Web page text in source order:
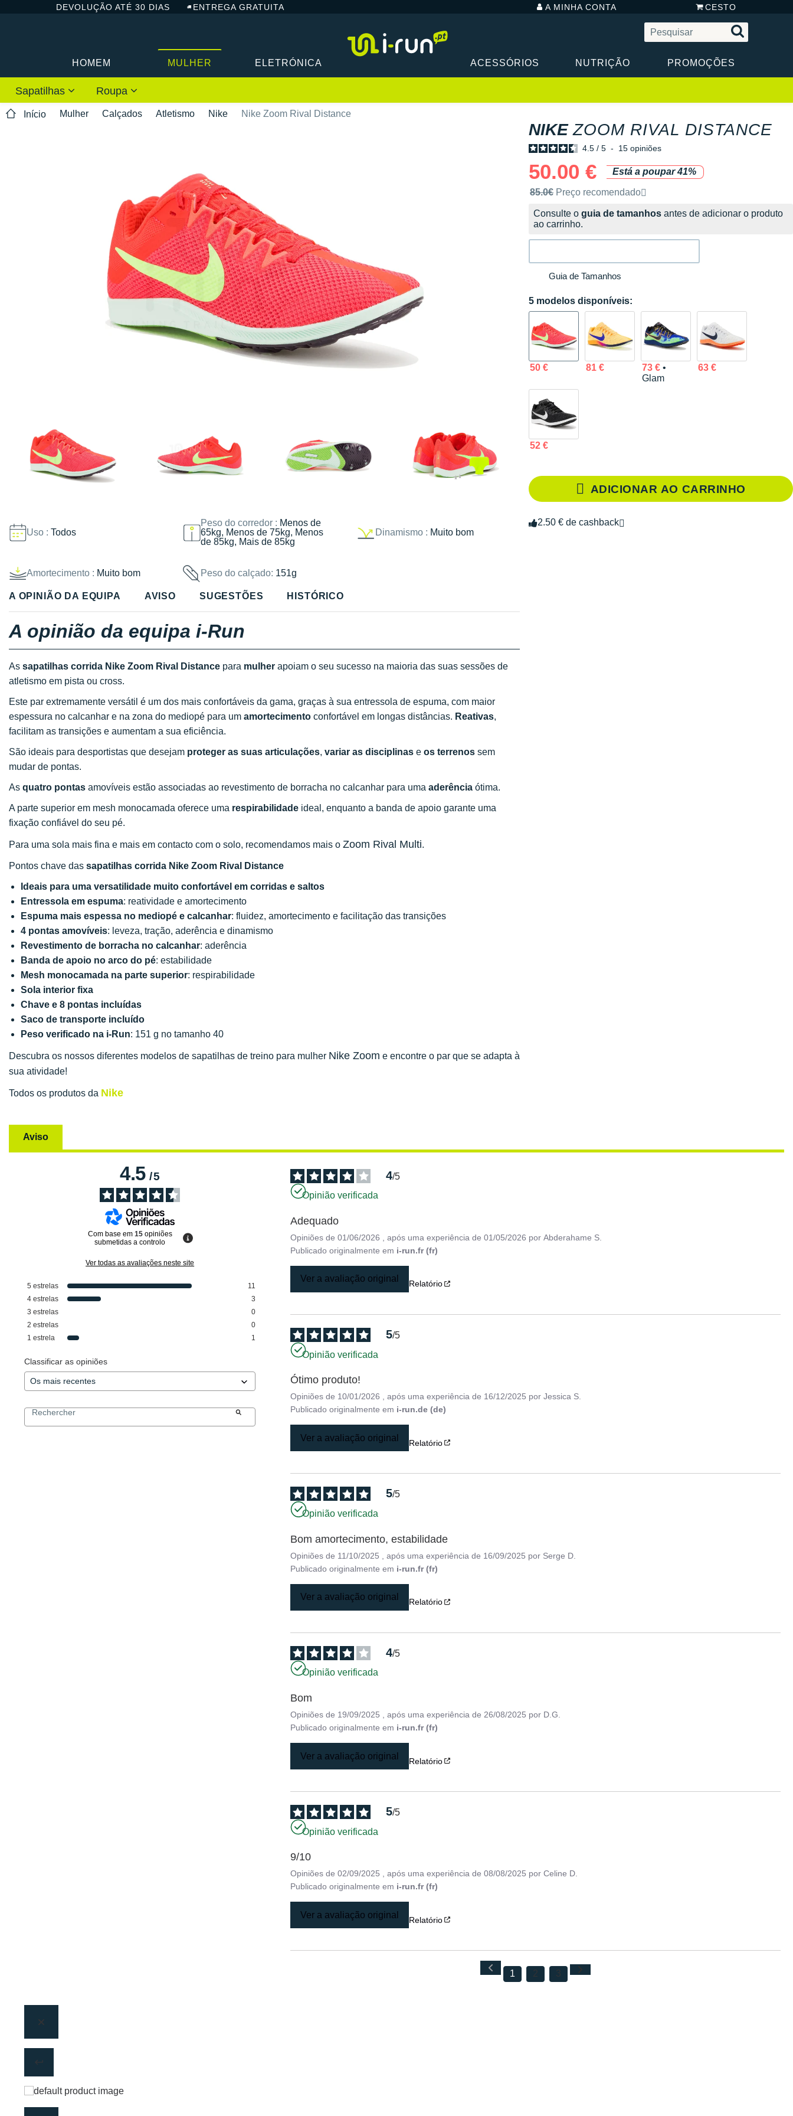
DEVOLUÇÃO ATÉ 30 DIAS ENTREGA GRATUITA A MINHA CONTA CESTO
HOMEM MULHER ELETRÓNICA ACESSÓRIOS NUTRIÇÃO PROMOÇÕES
Sapatilhas Roupa
Início Mulher Calçados Atletismo Nike Nike Zoom Rival Distance
Uso : Todos
Peso do corredor : Menos de
65kg, Menos de 75kg, Menos
de 85kg, Mais de 85kg
Dinamismo : Muito bom
Amortecimento : Muito bom Peso do calçado: 151g
NIKE ZOOM RIVAL DISTANCE
4.5 / 5 - 15 opiniões
50.00 €
Está a poupar 41%
Preço de venda recomendado pela marca
85.0€ Preço recomendado
Consulte o guia de tamanhos antes de adicionar o produto
ao carrinho.
Guia de Tamanhos
5 modelos disponíveis:
50 € 81 € 73 €•
Glam
63 €
52 €
ADICIONAR AO CARRINHO
2.50 € de cashback
A OPINIÃO DA EQUIPA AVISO SUGESTÕES HISTÓRICO
A opinião da equipa i-Run
As sapatilhas corrida Nike Zoom Rival Distance para mulher apoiam o seu sucesso na maioria das suas sessões de
atletismo em pista ou cross.
Este par extremamente versátil é um dos mais confortáveis da gama, graças à sua entressola de espuma, com maior
espessura no calcanhar e na zona do mediopé para um amortecimento confortável em longas distâncias. Reativas,
facilitam as transições e aumentam a sua eficiência.
São ideais para desportistas que desejam proteger as suas articulações, variar as disciplinas e os terrenos sem
mudar de pontas.
As quatro pontas amovíveis estão associadas ao revestimento de borracha no calcanhar para uma aderência ótima.
A parte superior em mesh monocamada oferece uma respirabilidade ideal, enquanto a banda de apoio garante uma
fixação confiável do seu pé.
Para uma sola mais fina e mais em contacto com o solo, recomendamos mais o Zoom Rival Multi.
Pontos chave das sapatilhas corrida Nike Zoom Rival Distance
Ideais para uma versatilidade muito confortável em corridas e saltos
Entressola em espuma: reatividade e amortecimento
Espuma mais espessa no mediopé e calcanhar: fluidez, amortecimento e facilitação das transições
4 pontas amovíveis: leveza, tração, aderência e dinamismo
Revestimento de borracha no calcanhar: aderência
Banda de apoio no arco do pé: estabilidade
Mesh monocamada na parte superior: respirabilidade
Sola interior fixa
Chave e 8 pontas incluídas
Saco de transporte incluído
Peso verificado na i-Run: 151 g no tamanho 40
Descubra os nossos diferentes modelos de sapatilhas de treino para mulher Nike Zoom e encontre o par que se adapta à
sua atividade!
Todos os produtos da Nike
Aviso
4.5/5
Com base em 15 opiniões
submetidas a controlo
Ver todas as avaliações neste site
5 estrelas
11
4 estrelas
3
3 estrelas
0
2 estrelas
0
1 estrela 1
Classificar as opiniões
4/5
Opinião verificada
Adequado
Opiniões de01/06/2026 , após uma experiência de01/05/2026 porAbderahame S.
Publicado originalmente em i-run.fr (fr)
Ver a avaliação original Relatório
5/5
Opinião verificada
Ótimo produto!
Opiniões de 10/01/2026 , após uma experiência de 16/12/2025 porJessica S.
Publicado originalmente em i-run.de (de)
Ver a avaliação original Relatório
5/5
Opinião verificada
Bom amortecimento, estabilidade
Opiniões de 11/10/2025 , após uma experiência de 16/09/2025 por Serge D.
Publicado originalmente em i-run.fr (fr)
Ver a avaliação original Relatório
4/5
Opinião verificada
Bom
Opiniões de 19/09/2025 , após uma experiência de 26/08/2025 por D.G.
Publicado originalmente em i-run.fr (fr)
Ver a avaliação original Relatório
5/5
Opinião verificada
9/10
Opiniões de02/09/2025 , após uma experiência de08/08/2025 porCeline D.
Publicado originalmente em i-run.fr (fr)
Ver a avaliação original Relatório
1 2 3